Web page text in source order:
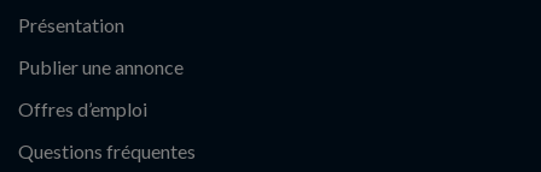
Présentation
Publier une annonce
Offres d’emploi
Questions fréquentes